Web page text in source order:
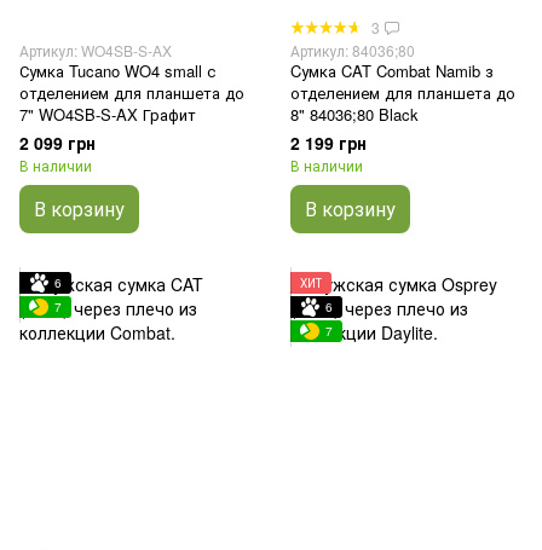
Артикул: WO4SB-S-AX
Сумка Tucano WO4 small с
отделением для планшета до
7" WO4SB-S-AX Графит
2 099 грн
В наличии
В корзину
3
Артикул: 84036;80
Cумка CAT Combat Namib з
отделением для планшета до
8" 84036;80 Black
2 199 грн
В наличии
В корзину
6
7
ХИТ
6
7